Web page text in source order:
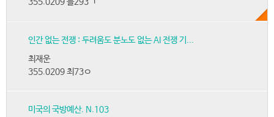
인간 없는 전쟁 : 두려움도 분노도 없는 AI 전쟁 기...
최재운
355.0209 최73ㅇ
미국의 국방예산. N.103